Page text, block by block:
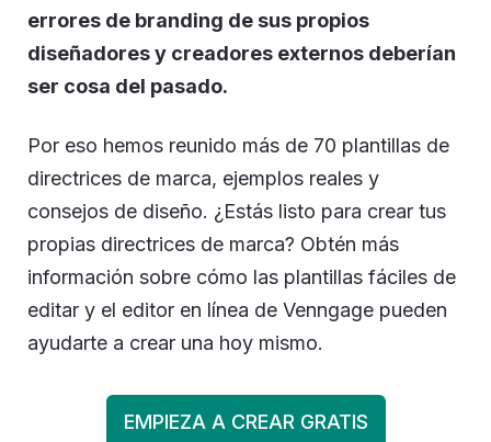
errores de branding de sus propios
diseñadores y creadores externos deberían
ser cosa del pasado.
Por eso hemos reunido más de 70 plantillas de
directrices de marca, ejemplos reales y
consejos de diseño. ¿Estás listo para crear tus
propias directrices de marca? Obtén más
información sobre cómo las plantillas fáciles de
editar y el editor en línea de Venngage pueden
ayudarte a crear una hoy mismo.
EMPIEZA A CREAR GRATIS